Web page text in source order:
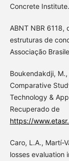
Concrete Institute.
ABNT NBR 6118,
estruturas de
Associação
Boukendakdji,
Comparative
Technology &
Recuperado de
https://
Caro, L.A., Martí-
losses evaluation